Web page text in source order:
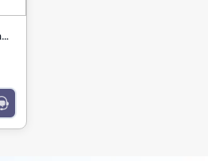
FEBI BILSTEIN Zəncir İstiqamətləndiricisi 10407